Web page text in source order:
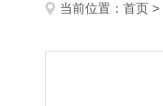
当前位置： 首页 >